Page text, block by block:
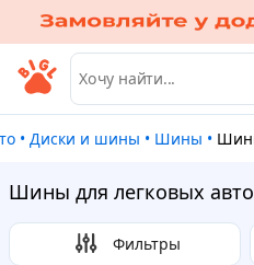
• Диски и шины • Шины •
Шины для легковых
Фильтры